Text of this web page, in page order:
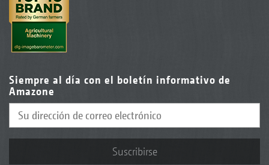
Siempre al día con el boletín informativo de
Amazone
Suscribirse